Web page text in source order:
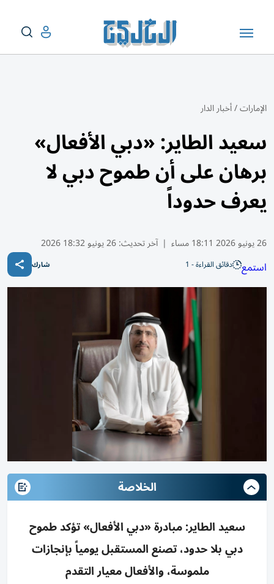
الإمارات/أخبار الدار
سعيد الطاير: «دبي الأفعال»
برهان على أن طموح دبي لا
يعرف حدوداً
26 يونيو 2026 18:11 مساء | آخر تحديث:26 يونيو 18:32 2026
استمع دقائق القراءة - 1 شارك
الخلاصة
سعيد الطاير: مبادرة «دبي الأفعال» تؤكد طموح
دبي بلا حدود، تصنع المستقبل يومياً بإنجازات
ملموسة، والأفعال معيار التقدم